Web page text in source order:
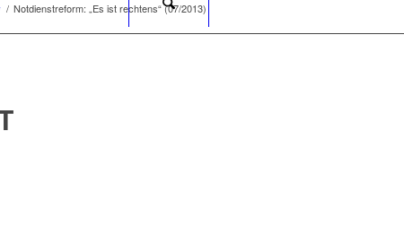
/ Notdienstreform: „Es ist rechtens“ (07/2013)